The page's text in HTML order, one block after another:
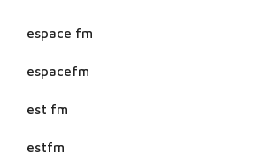
espace fm
espacefm
est fm
estfm